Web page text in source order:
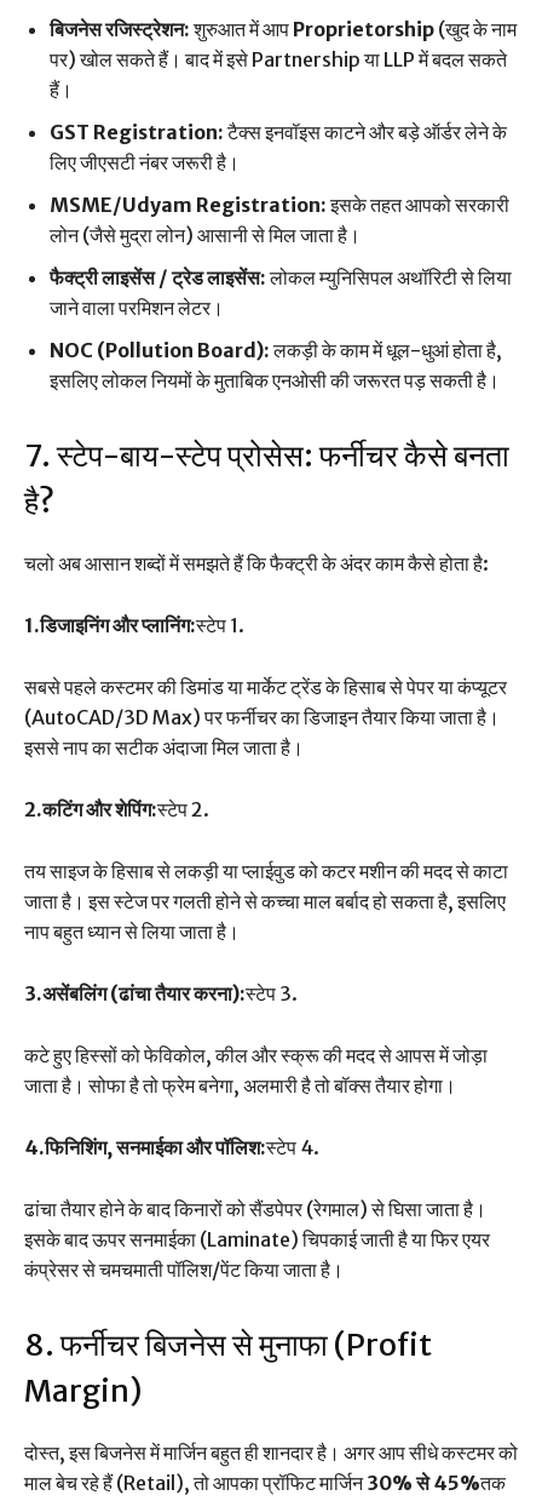
बिजनेस रजिस्ट्रेशन:शुरुआत में आप Proprietorship (खुद के नाम
पर) खोल सकते हैं। बाद में इसे Partnership या LLP में बदल सकते
हैं।
GST Registration:टैक्स इनवॉइस काटने और बड़े ऑर्डर लेने के
लिए जीएसटी नंबर जरूरी है।
MSME/Udyam Registration:इसके तहत आपको सरकारी
लोन (जैसे मुद्रा लोन) आसानी से मिल जाता है।
फैक्ट्री लाइसेंस / ट्रेड लाइसेंस:लोकल म्युनिसिपल अथॉरिटी से लिया
जाने वाला परमिशन लेटर।
NOC (Pollution Board):लकड़ी के काम में धूल-धुआं होता है,
इसलिए लोकल नियमों के मुताबिक एनओसी की जरूरत पड़ सकती है।
7. स्टेप-बाय-स्टेप प्रोसेस: फर्नीचर कैसे बनता
है?
चलो अब आसान शब्दों में समझते हैं कि फैक्ट्री के अंदर काम कैसे होता है:
1.डिजाइनिंग और प्लानिंग:स्टेप 1.
सबसे पहले कस्टमर की डिमांड या मार्केट ट्रेंड के हिसाब से पेपर या कंप्यूटर
(AutoCAD/3D Max) पर फर्नीचर का डिजाइन तैयार किया जाता है।
इससे नाप का सटीक अंदाजा मिल जाता है।
2.कटिंग और शेपिंग:स्टेप 2.
तय साइज के हिसाब से लकड़ी या प्लाईवुड को कटर मशीन की मदद से काटा
जाता है। इस स्टेज पर गलती होने से कच्चा माल बर्बाद हो सकता है, इसलिए
नाप बहुत ध्यान से लिया जाता है।
3.असेंबलिंग (ढांचा तैयार करना):स्टेप 3.
कटे हुए हिस्सों को फेविकोल, कील और स्क्रू की मदद से आपस में जोड़ा
जाता है। सोफा है तो फ्रेम बनेगा, अलमारी है तो बॉक्स तैयार होगा।
4.फिनिशिंग, सनमाईका और पॉलिश:स्टेप 4.
ढांचा तैयार होने के बाद किनारों को सैंडपेपर (रेगमाल) से घिसा जाता है।
इसके बाद ऊपर सनमाईका (Laminate) चिपकाई जाती है या फिर एयर
कंप्रेसर से चमचमाती पॉलिश/पेंट किया जाता है।
8. फर्नीचर बिजनेस से मुनाफा (Profit
Margin)
दोस्त, इस बिजनेस में मार्जिन बहुत ही शानदार है। अगर आप सीधे कस्टमर को
माल बेच रहे हैं (Retail), तो आपका प्रॉफिट मार्जिन30% से 45%तक